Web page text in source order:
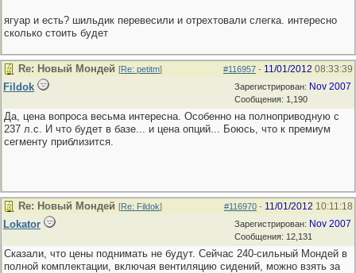
ягуар и есть? шильдик перевесили и отрехтовали слегка. интересно
сколько стоить будет
#116957 - 11/01/2012 08:33:39
Re: Новый Мондей [Re: petitm]
Зарегистрирован: Nov 2007
Сообщения: 1,190
Fildok
Да, цена вопроса весьма интересна. Особенно на полноприводную с
237 л.с. И что будет в базе... и цена опций... Боюсь, что к премиум
сегменту приблизится.
#116970 - 11/01/2012 10:11:18
Re: Новый Мондей [Re: Fildok]
Зарегистрирован: Nov 2007
Сообщения: 12,131
Lokator
Сказали, что цены поднимать не будут. Сейчас 240-сильный Мондей в
полной комплектации, включая вентиляцию сидений, можно взять за